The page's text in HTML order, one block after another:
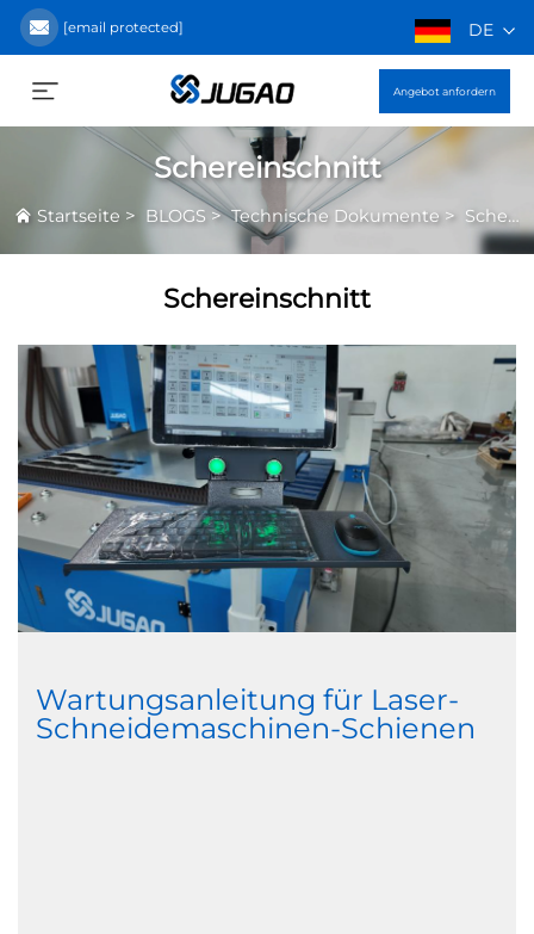
[email protected] DE
Angebot anfordern
Schereinschnitt
Startseite > BLOGS >Technische Dokumente > Schereinschnitt
Schereinschnitt
Wartungsanleitung für Laser-
Schneidemaschinen-Schienen